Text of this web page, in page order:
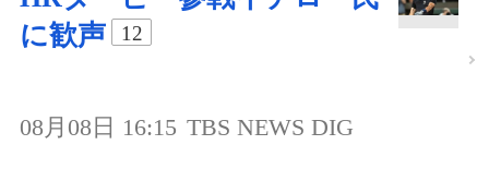
に歓声
12
08月08日 16:15 TBS NEWS DIG